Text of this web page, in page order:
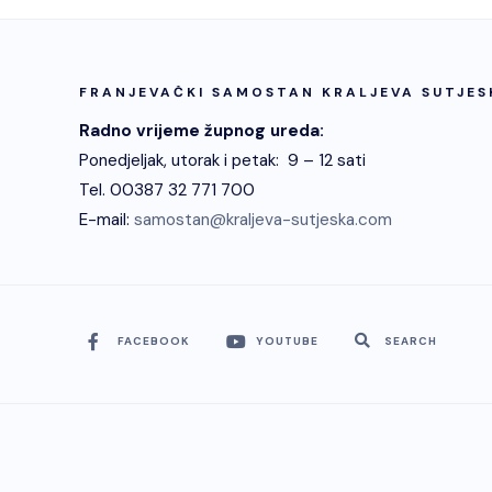
FRANJEVAČKI SAMOSTAN KRALJEVA
Radno vrijeme župnog ureda:
Ponedjeljak, utorak i petak: 9 – 12 sati
Tel. 00387 32 771 700
E-mail: samostan@kraljeva-sutjeska.com
FACEBOOK YOUTUBE SEARCH